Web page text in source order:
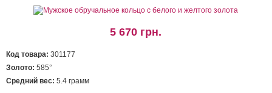
5 670 грн.
Код товара: 301177
Золото: 585°
Средний вес: 5.4 грамм